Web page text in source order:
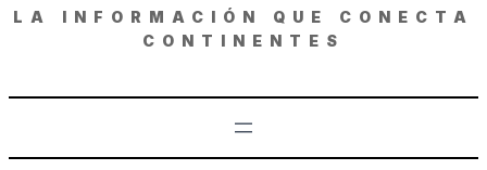
LA INFORMACIÓN QUE CONECTA
CONTINENTES